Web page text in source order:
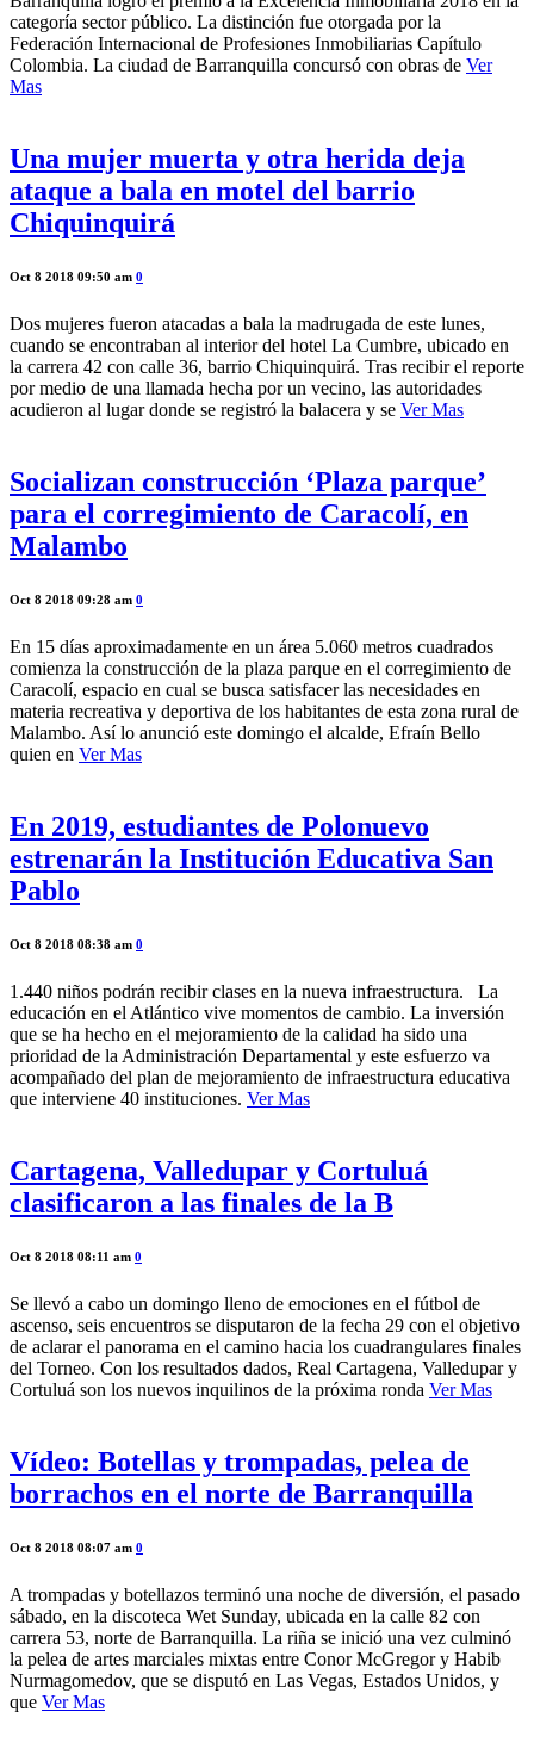
categoría sector público. La distinción fue otorgada por la
Federación Internacional de Profesiones Inmobiliarias Capítulo
Colombia. La ciudad de Barranquilla concursó con obras de Ver
Mas
Una mujer muerta y otra herida deja
ataque a bala en motel del barrio
Chiquinquirá
Oct 8 2018 09:50 am 0
Dos mujeres fueron atacadas a bala la madrugada de este lunes,
cuando se encontraban al interior del hotel La Cumbre, ubicado en
la carrera 42 con calle 36, barrio Chiquinquirá. Tras recibir el reporte
por medio de una llamada hecha por un vecino, las autoridades
acudieron al lugar donde se registró la balacera y se Ver Mas
Socializan construcción ‘Plaza parque’
para el corregimiento de Caracolí, en
Malambo
Oct 8 2018 09:28 am 0
En 15 días aproximadamente en un área 5.060 metros cuadrados
comienza la construcción de la plaza parque en el corregimiento de
Caracolí, espacio en cual se busca satisfacer las necesidades en
materia recreativa y deportiva de los habitantes de esta zona rural de
Malambo. Así lo anunció este domingo el alcalde, Efraín Bello
quien en Ver Mas
En 2019, estudiantes de Polonuevo
estrenarán la Institución Educativa San
Pablo
Oct 8 2018 08:38 am 0
1.440 niños podrán recibir clases en la nueva infraestructura. La
educación en el Atlántico vive momentos de cambio. La inversión
que se ha hecho en el mejoramiento de la calidad ha sido una
prioridad de la Administración Departamental y este esfuerzo va
acompañado del plan de mejoramiento de infraestructura educativa
que interviene 40 instituciones. Ver Mas
Cartagena, Valledupar y Cortuluá
clasificaron a las finales de la B
Oct 8 2018 08:11 am 0
Se llevó a cabo un domingo lleno de emociones en el fútbol de
ascenso, seis encuentros se disputaron de la fecha 29 con el objetivo
de aclarar el panorama en el camino hacia los cuadrangulares finales
del Torneo. Con los resultados dados, Real Cartagena, Valledupar y
Cortuluá son los nuevos inquilinos de la próxima ronda Ver Mas
Vídeo: Botellas y trompadas, pelea de
borrachos en el norte de Barranquilla
Oct 8 2018 08:07 am 0
A trompadas y botellazos terminó una noche de diversión, el pasado
sábado, en la discoteca Wet Sunday, ubicada en la calle 82 con
carrera 53, norte de Barranquilla. La riña se inició una vez culminó
la pelea de artes marciales mixtas entre Conor McGregor y Habib
Nurmagomedov, que se disputó en Las Vegas, Estados Unidos, y
que Ver Mas